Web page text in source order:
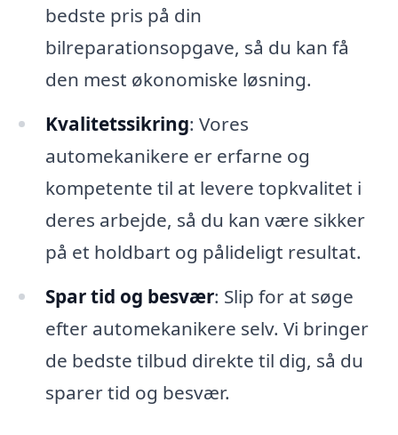
bedste pris på din
bilreparationsopgave, så du kan få
den mest økonomiske løsning.
Kvalitetssikring: Vores
automekanikere er erfarne og
kompetente til at levere topkvalitet i
deres arbejde, så du kan være sikker
på et holdbart og pålideligt resultat.
Spar tid og besvær: Slip for at søge
efter automekanikere selv. Vi bringer
de bedste tilbud direkte til dig, så du
sparer tid og besvær.